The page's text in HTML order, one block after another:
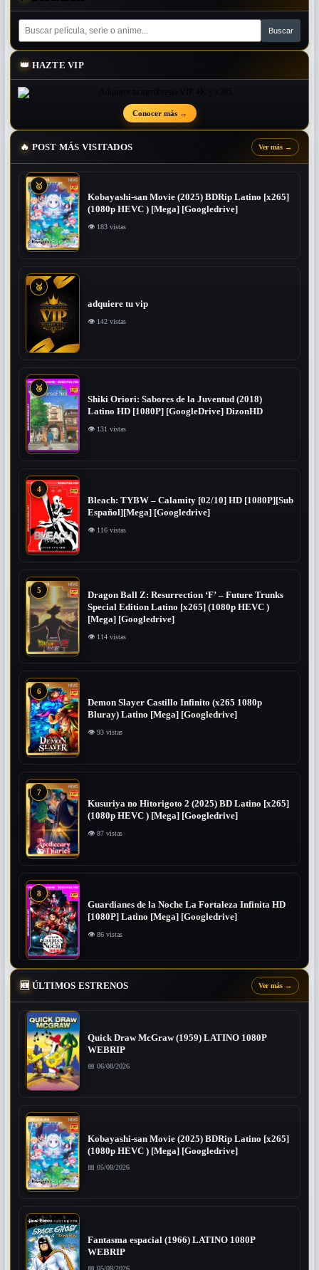
👑 HAZTE VIP
Conocer más →
🔥 POST MÁS VISITADOS Ver más →
🥇
Kobayashi-san Movie (2025) BDRip Latino [x265]
(1080p HEVC ) [Mega] [Googledrive]
👁 183 vistas
🥈
adquiere tu vip
👁 142 vistas
🥉
Shiki Oriori: Sabores de la Juventud (2018)
Latino HD [1080P] [GoogleDrive] DizonHD
👁 131 vistas
4
Bleach: TYBW – Calamity [02/10] HD [1080P][Sub
Español][Mega] [Googledrive]
👁 116 vistas
5
Dragon Ball Z: Resurrection ‘F’ – Future Trunks
Special Edition Latino [x265] (1080p HEVC )
[Mega] [Googledrive]
👁 114 vistas
6
Demon Slayer Castillo Infinito (x265 1080p
Bluray) Latino [Mega] [Googledrive]
👁 93 vistas
7
Kusuriya no Hitorigoto 2 (2025) BD Latino [x265]
(1080p HEVC ) [Mega] [Googledrive]
👁 87 vistas
8
Guardianes de la Noche La Fortaleza Infinita HD
[1080P] Latino [Mega] [Googledrive]
👁 86 vistas
🆕 ÚLTIMOS ESTRENOS Ver más →
Quick Draw McGraw (1959) LATINO 1080P
WEBRIP
📅 06/08/2026
Kobayashi-san Movie (2025) BDRip Latino [x265]
(1080p HEVC ) [Mega] [Googledrive]
📅 05/08/2026
Fantasma espacial (1966) LATINO 1080P
WEBRIP
📅 05/08/2026